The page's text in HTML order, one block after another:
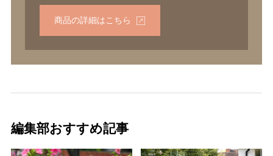
商品の詳細はこちら
編集部おすすめ記事